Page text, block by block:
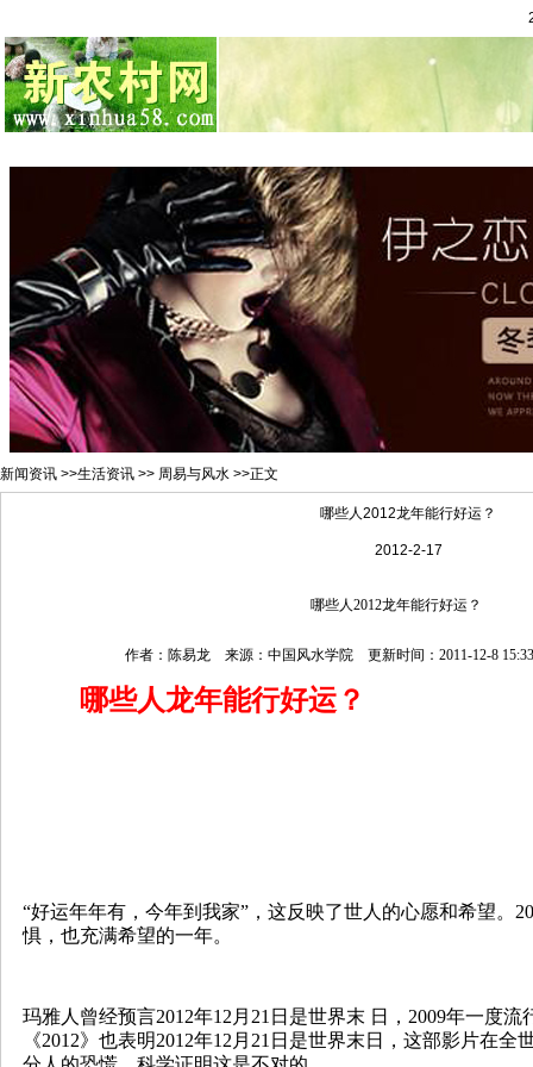
新闻资讯 >>生活资讯 >> 周易与风水 >>正文
哪些人2012龙年能行好运？
2012-2-17
哪些人2012龙年能行好运？
作者：陈易龙 来源：中国风水学院 更新时间：2011-12-8
哪些人龙年能行好运？
“好运年年有，今年到我家”，这反映了世人的心愿和希望。
惧，也充满希望的一年。
玛雅人曾经预言2012年12月21日是世界末 日，2009年一度流
《2012》也表明2012年12月21日是世界末日，这部影片在